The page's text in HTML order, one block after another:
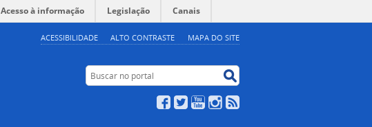
ACESSIBILIDADE ALTO CONTRASTE MAPA DO SITE
Acesso à informação Legislação Canais
Buscar no portal
Facebook
TwitterYouTubeInstagram